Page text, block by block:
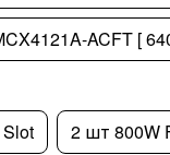
ACFT [
2 шт 800W